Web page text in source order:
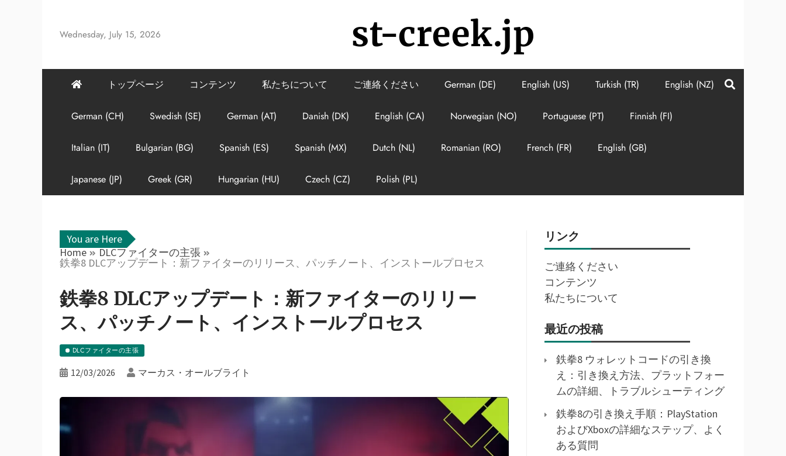
content
Wednesday, July 15, 2026 st-creek.jp
トップページ コンテンツ 私たちについて ご連絡ください German (DE) English (US) Turkish (TR) English (NZ)
German (CH) Swedish (SE) German (AT) Danish (DK) English (CA) Norwegian (NO) Portuguese (PT) Finnish (FI)
Italian (IT) Bulgarian (BG) Spanish (ES) Spanish (MX) Dutch (NL) Romanian (RO) French (FR) English (GB)
Japanese (JP) Greek (GR) Hungarian (HU) Czech (CZ) Polish (PL)
You are Here
Home
DLCファイターの主張
鉄拳8 DLCアップデート：新ファイターのリリース、パッチノート、インストールプロセス
鉄拳8 DLCアップデート：新ファイターのリリー
ス、パッチノート、インストールプロセス
DLCファイターの主張
12/03/2026 マーカス・オールブライト
リンク
ご連絡ください
コンテンツ
私たちについて
最近の投稿
鉄拳8 ウォレットコードの引き換
え：引き換え方法、プラットフォー
ムの詳細、トラブルシューティング
鉄拳8の引き換え手順：PlayStation
およびXboxの詳細なステップ、よく
ある質問